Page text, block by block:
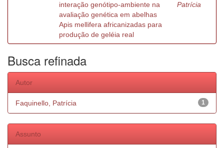
interação genótipo-ambiente na
avaliação genética em abelhas
Apis mellifera africanizadas para
produção de geléia real
Patrícia
Busca refinada
Autor
1
Faquinello, Patrícia
Assunto